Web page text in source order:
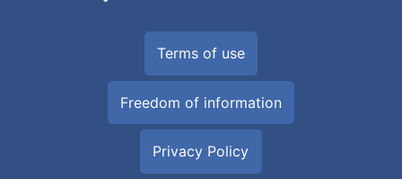
Terms of use
Freedom of information
Privacy Policy